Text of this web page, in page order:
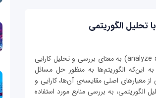
تحلیل الگوریتمی
تحلیل الگوریتمی (analyze algorithm) به معنای بررسی و تحلیل کارایی
این‌که الگوریتم‌ها به منظور حل مسائل
معیارهای اصلی مقایسه‌ی آن‌ها، کارایی و
به بررسی منابع مورد استفاده